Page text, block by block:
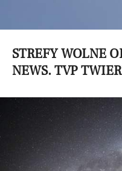
STREFY WOLNE
NEWS. TVP